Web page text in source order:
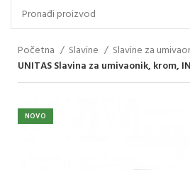
Početna Slavine
Slavine za
UNITAS Slavina za umivaonik, krom,
NOVO